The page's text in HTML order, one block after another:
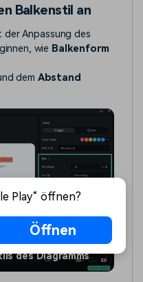
Balkenstil an
der Anpassung des
wie Balkenform
dem Abstand
des Diagramms
Play“ öffnen?
Öffnen